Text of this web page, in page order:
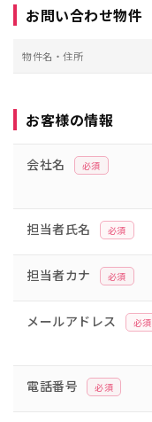
お問い合わせ物件
物件名・住所
お客様の情報
会社名 必須
担当者氏名 必須
担当者カナ 必須
メールアドレス 必須
電話番号 必須